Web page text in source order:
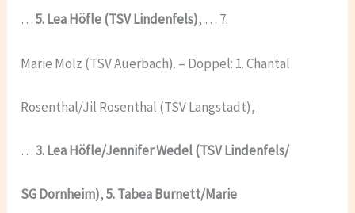
…5. Lea Höfle (TSV Lindenfels), … 7.
Marie Molz (TSV Auerbach). – Doppel: 1. Chantal
Rosenthal/Jil Rosenthal (TSV Langstadt),
…3. Lea Höfle/Jennifer Wedel (TSV Lindenfels/
SG Dornheim),5. Tabea Burnett/Marie